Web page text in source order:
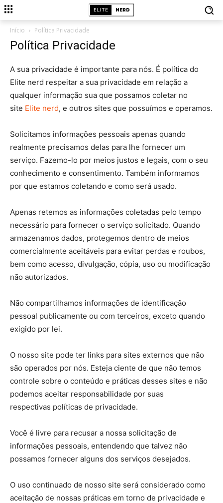
Início Política Privacidade
Política Privacidade
A sua privacidade é importante para nós. É política do
Elite nerd respeitar a sua privacidade em relação a
qualquer informação sua que possamos coletar no
site Elite nerd, e outros sites que possuímos e operamos.
Solicitamos informações pessoais apenas quando
realmente precisamos delas para lhe fornecer um
serviço. Fazemo-lo por meios justos e legais, com o seu
conhecimento e consentimento. Também informamos
por que estamos coletando e como será usado.
Apenas retemos as informações coletadas pelo tempo
necessário para fornecer o serviço solicitado. Quando
armazenamos dados, protegemos dentro de meios
comercialmente aceitáveis ​​para evitar perdas e roubos,
bem como acesso, divulgação, cópia, uso ou modificação
não autorizados.
Não compartilhamos informações de identificação
pessoal publicamente ou com terceiros, exceto quando
exigido por lei.
O nosso site pode ter links para sites externos que não
são operados por nós. Esteja ciente de que não temos
controle sobre o conteúdo e práticas desses sites e não
podemos aceitar responsabilidade por suas
respectivas políticas de privacidade.
Você é livre para recusar a nossa solicitação de
informações pessoais, entendendo que talvez não
possamos fornecer alguns dos serviços desejados.
O uso continuado de nosso site será considerado como
aceitação de nossas práticas em torno de privacidade e